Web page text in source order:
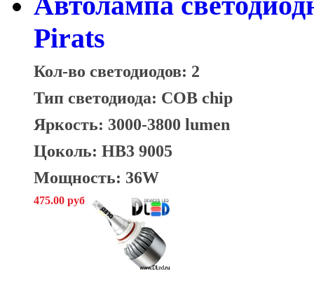
Pirats
Кол-во светодиодов: 2
Тип светодиода: COB chip
Яркость: 3000-3800 lumen
Цоколь: HB3 9005
Мощность: 36W
475.00 руб